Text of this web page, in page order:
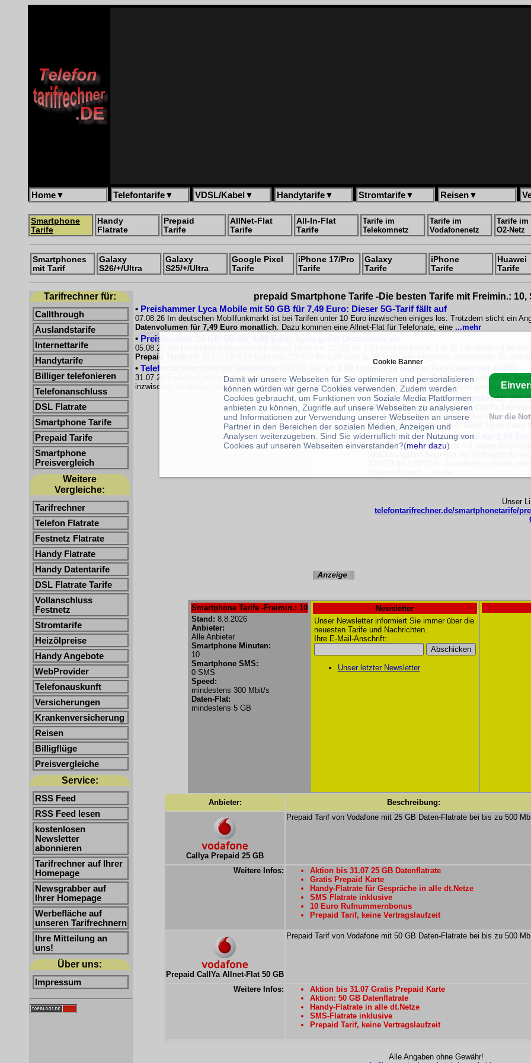
Home▼ Telefontarife▼ VDSL/Kabel ▼ Handytarife▼ Stromtarife▼ Reisen▼
Smartphone
Tarife
Handy
Flatrate
Prepaid
Tarife
AllNet-Flat
Tarife
All-In-Flat
Tarife
Tarife im
Telekomnetz
Tarife im
Vodafonenetz
Tarife im
O2-Netz
Smartphones
mit Tarif
Galaxy
S26/+/Ultra
Galaxy
S25/+/Ultra
Google Pixel
Tarife
iPhone 17/Pro
Tarife
Galaxy
Tarife
iPhone
Tarife
Huawei
Tarife
Tarifrechner für:
Callthrough
Auslandstarife
Internettarife
Handytarife
Billiger telefonieren
Telefonanschluss
DSL Flatrate
Smartphone Tarife
Prepaid Tarife
Smartphone
Preisvergleich
Weitere
Vergleiche:
Tarifrechner
Telefon Flatrate
Festnetz Flatrate
Handy Flatrate
Handy Datentarife
DSL Flatrate Tarife
Vollanschluss
Festnetz
Stromtarife
Heizölpreise
Handy Angebote
WebProvider
Telefonauskunft
Versicherungen
Krankenversicherung
Reisen
Billigflüge
Preisvergleiche
Service:
RSS Feed
RSS Feed lesen
kostenlosen
Newsletter
abonnieren
Tarifrechner auf Ihrer
Homepage
Newsgrabber auf
Ihrer Homepage
Werbefläche auf
unseren Tarifrechnern
Ihre Mitteilung an
uns!
Über uns:
Impressum
prepaid Smartphone Tarife -Die besten Tarife mit Freimin.: 10,
• Preishammer Lyca Mobile mit 50 GB für 7,49 Euro: Dieser 5G-Tarif fällt auf
07.08.26 Im deutschen Mobilfunkmarkt ist bei Tarifen unter 10 Euro inzwischen einiges los. Trotzdem sticht ein
Datenvolumen für 7,49 Euro monatlich. Dazu kommen eine Allnet-Flat für Telefonate, eine ...mehr
• Preiskracher 25 GB 5G für 4,99 Euro: Lyca greift Discounter an
05.08.26 Bei Lyca Mobile beginnen die neuen Tarife mit 10 GB für 3,99 Euro im Monat. Für 25 GB werden 4,99
Prepaid Tarife
mit 32 GB für 4,49 Euro und 120 GB für 9,99 Euro je 28 Tage. Alle Angebote unterstützen 5G und
• Telefontarifrechner.de Newsletter KW31: 5G ab 3,99 Euro --Die besten Tarif-Deals der KW31
31.07.26 Ende Juli drücken mehrere Anbieter ihre Preise noch einmal nach unten. DerTelefontarifrechner.de
inzwischen für weniger als zehn Euro erhältlich ist. Neben klassischen Allnet-Flats fallen vor allem günstige
• Vodafone CallYa Jahrespaket M: 365
29.07.26 Vodafone stockt sein
29. Juli 2026 erhalten Neukunden sowie
GB für 365 Tage. Der Preis bleibt bei einmalig
•Preiskracher 10 GB Tarife für 3,99
29.07.26 Lyca Mobile wirbt mit neuen
Aktionsangaben beginnen die Vertragstarife
120 GB für 9,99 Euro. Dazwischen stehen
Unser
telefontarifrechner.de/smartphonetarife/
Smartphone Tarife -Freimin.: 10
Stand: 8.8.2026
Anbieter:
Alle Anbieter
Smartphone Minuten:
10
Smartphone SMS:
0 SMS
Speed:
mindestens 300 Mbit/s
Daten-Flat:
mindestens 5 GB
Newsletter
Unser Newsletter informiert Sie immer über die
neuesten Tarife und Nachrichten.
Ihre E-Mail-Anschrift:
Unser letzter Newsletter
Anbieter: Beschreibung:
Callya Prepaid 25 GB
Prepaid Tarif von Vodafone mit 25 GB Daten-Flatrate bei bis zu 500
Weitere Infos:
Aktion bis 31.07 25 GB Datenflatrate
Gratis Prepaid Karte
Handy-Flatrate für Gespräche in alle dt.Netze
SMS Flatrate inklusive
10 Euro Rufnummernbonus
Prepaid Tarif, keine Vertragslaufzeit
Prepaid CallYa Allnet-Flat 50 GB
Prepaid Tarif von Vodafone mit 50 GB Daten-Flatrate bei bis zu 500
Weitere Infos:
Aktion bis 31.07 Gratis Prepaid Karte
Aktion: 50 GB Datenflatrate
Handy-Flatrate in alle dt.Netze
SMS-Flatrate inklusive
Prepaid Tarif, keine Vertragslaufzeit
Alle Angaben ohne Gewähr!
Cookie Banner
Damit wir unsere Webseiten für Sie optimieren und personalisieren
können würden wir gerne Cookies verwenden. Zudem werden
Cookies gebraucht, um Funktionen von Soziale Media Plattformen
anbieten zu können, Zugriffe auf unsere Webseiten zu analysieren
und Informationen zur Verwendung unserer Webseiten an unsere
Partner in den Bereichen der sozialen Medien, Anzeigen und
Analysen weiterzugeben. Sind Sie widerruflich mit der Nutzung von
Cookies auf unseren Webseiten einverstanden?(mehr dazu)
Nur die